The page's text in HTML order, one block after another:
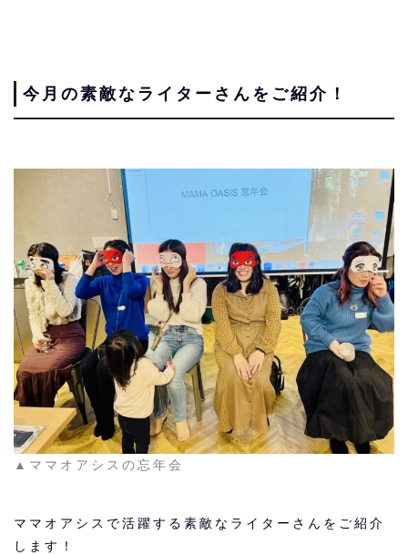
今月の素敵なライターさんをご紹介！
▲ママオアシスの忘年会
ママオアシスで活躍する素敵なライターさんをご紹介
します！